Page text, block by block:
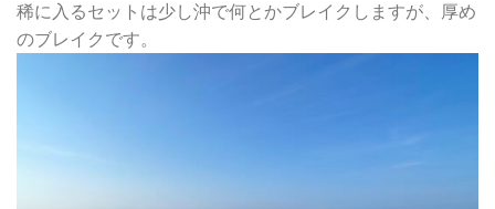
稀に入るセットは少し沖で何とかブレイクしますが、厚め
のブレイクです。